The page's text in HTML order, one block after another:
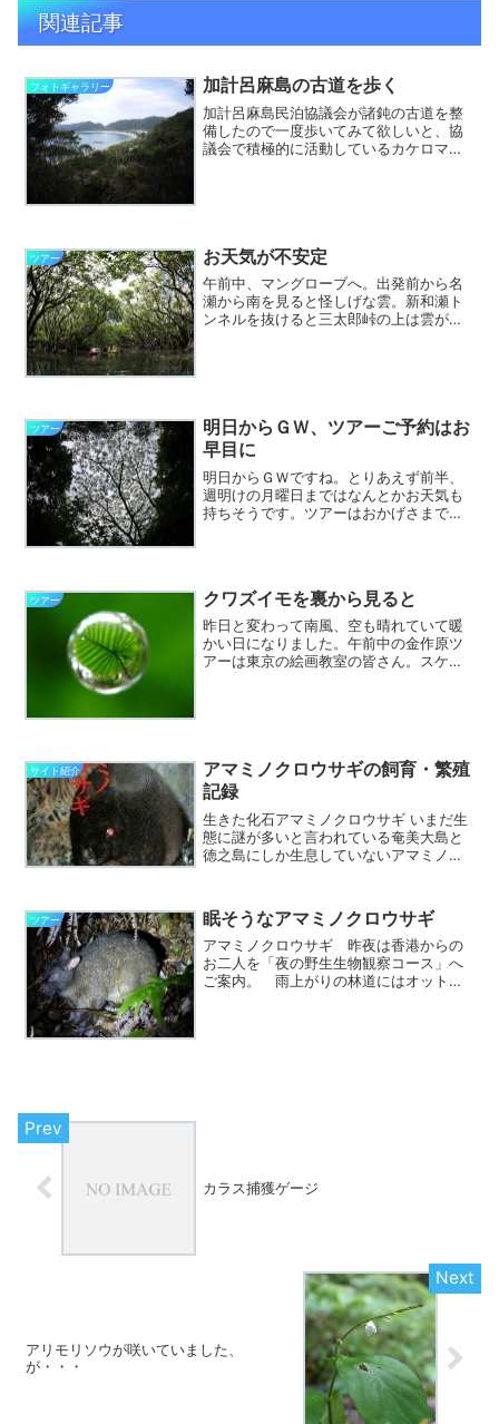
関連記事
フォトギャラリー 加計呂麻島の古道を歩く
加計呂麻島民泊協議会が諸鈍の古道を整
備したので一度歩いてみて欲しいと、協
議会で積極的に活動しているカケロマド
ツアー お天気が不安定
午前中、マングローブへ。出発前から名
瀬から南を見ると怪しげな雲。新和瀬ト
ンネルを抜けると三太郎峠の上は雲がか
ツアー
明日からＧＷ、ツアーご予約はお
早目に
明日からＧＷですね。とりあえず前半、
週明けの月曜日まではなんとかお天気も
持ちそうです。ツアーはおかげさまでご
ツアー クワズイモを裏から見ると
昨日と変わって南風、空も晴れていて暖
かい日になりました。午前中の金作原ツ
アーは東京の絵画教室の皆さん。スケッ
サイト紹介
アマミノクロウサギの飼育・繁殖
記録
生きた化石アマミノクロウサギ いまだ生
態に謎が多いと言われている奄美大島と
徳之島にしか生息していないアマミノク
近知りました。 古いガイドブックには大
和小中学校でアマミノ...
ツアー 眠そうなアマミノクロウサギ
アマミノクロウサギ 昨夜は香港からの
お二人を「夜の野生生物観察コース」へ
ご案内。 雨上がりの林道にはオットン
カラス捕獲ゲージ
アリモリソウが咲いていました、
が・・・